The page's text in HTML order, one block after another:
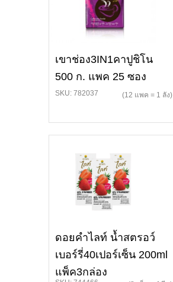
เขาช่อง3IN1คาปูชิโน
500 ก. แพค 25 ซอง
SKU: 782037 (12 แพค = 1 ลัง)
ดอยคำไลท์ น้ำสตรอว์
เบอร์รี่40เปอร์เซ็น 200ml
แพ็ค3กล่อง